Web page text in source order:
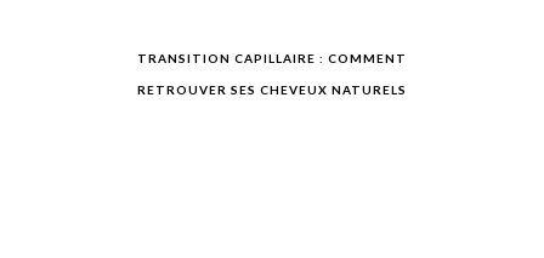
TRANSITION CAPILLAIRE : COMMENT
RETROUVER SES CHEVEUX NATURELS